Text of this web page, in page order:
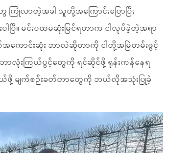
ာတဲ့အခါ သူတို့အကြောင်းပြောပြီး
ပြီ။ မင်းပထမဆုံးမြင်ရတာက ငါလုပ်ခဲ့တဲ့အရာ
ောင်းဆုံး ဘာလဲဆိုတာကို ငါတို့အမြဲတမ်းဖွင့်
ောလုံးကြယ်ပွင့်တွေကို ရင်ဆိုင်ဖို့ ရုန်းကန်နေရ
ကွယ်ဖို့ မျက်စဉ်းခတ်တာတွေကို ဘယ်လိုအသုံးပြုခဲ့